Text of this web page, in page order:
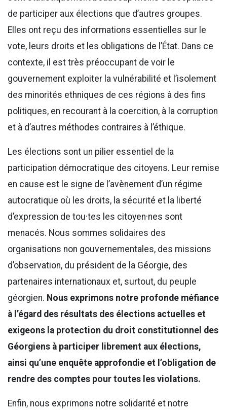
de participer aux élections que d’autres groupes.
Elles ont reçu des informations essentielles sur le
vote, leurs droits et les obligations de l’État. Dans ce
contexte, il est très préoccupant de voir le
gouvernement exploiter la vulnérabilité et l’isolement
des minorités ethniques de ces régions à des fins
politiques, en recourant à la coercition, à la corruption
et à d’autres méthodes contraires à l’éthique.
Les élections sont un pilier essentiel de la
participation démocratique des citoyens. Leur remise
en cause est le signe de l’avènement d’un régime
autocratique où les droits, la sécurité et la liberté
d’expression de tou·tes les citoyen·nes sont
menacés. Nous sommes solidaires des
organisations non gouvernementales, des missions
d’observation, du président de la Géorgie, des
partenaires internationaux et, surtout, du peuple
géorgien. Nous exprimons notre profonde méfiance
à l’égard des résultats des élections actuelles et
exigeons la protection du droit constitutionnel des
Géorgiens à participer librement aux élections,
ainsi qu’une enquête approfondie et l’obligation de
rendre des comptes pour toutes les violations.
Enfin, nous exprimons notre solidarité et notre